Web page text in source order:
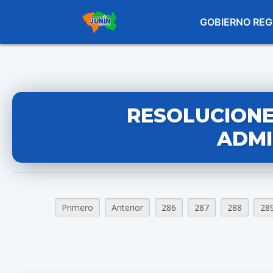
GOBIERNO
Primero Anterior 286 287 288